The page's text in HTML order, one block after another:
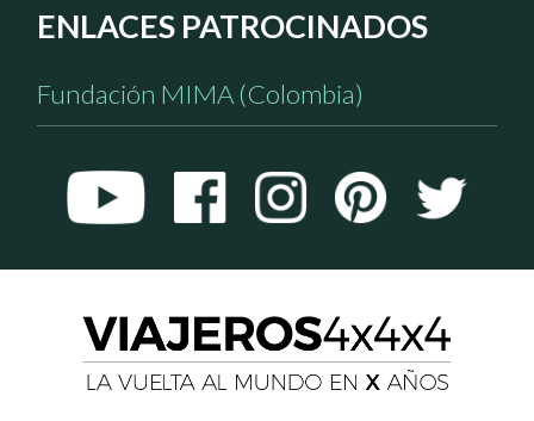
ENLACES PATROCINADOS
Fundación MIMA (Colombia)